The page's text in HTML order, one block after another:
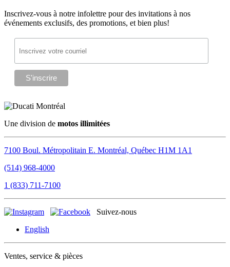
Inscrivez-vous à notre infolettre pour des invitations à nos
événements exclusifs, des promotions, et bien plus!
Une division de motos illimitées
7100 Boul. Métropolitain E. Montréal, Québec H1M 1A1
(514) 968-4000
1 (833) 711-7100
Suivez-nous
English
Ventes, service & pièces